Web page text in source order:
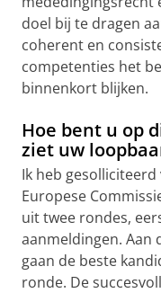
doel bij te dragen
coherent en
competenties het
binnenkort blijken.
Hoe bent u op
ziet uw
Ik heb
Europese
uit twee rondes,
aanmeldingen. Aan
gaan de beste
ronde. De